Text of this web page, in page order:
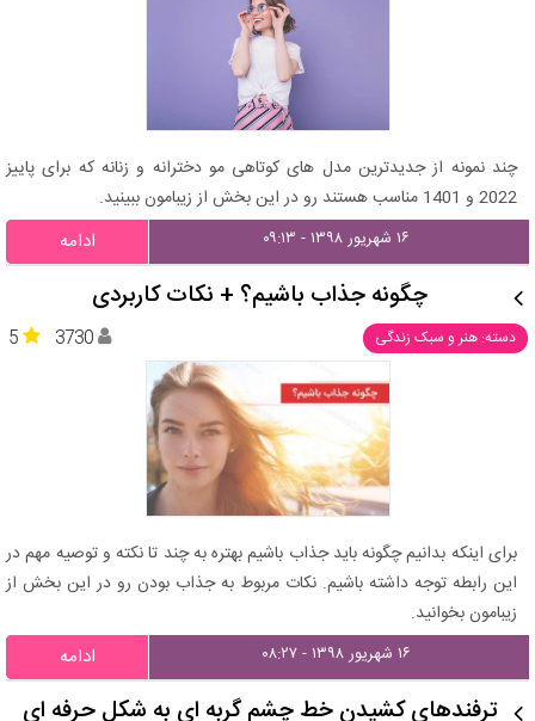
چند نمونه از جدیدترین مدل های کوتاهی مو دخترانه و زنانه که برای پاییز
2022 و 1401 مناسب هستند رو در این بخش از زیبامون ببینید.
۱۶ شهریور ۱۳۹۸ - ۰۹:۱۳ ادامه
چگونه جذاب باشیم؟ + نکات کاربردی
دسته: هنر و سبک زندگی 5 3730
برای اینکه بدانیم چگونه باید جذاب باشیم بهتره به چند تا نکته و توصیه مهم در
این رابطه توجه داشته باشیم. نکات مربوط به جذاب بودن رو در این بخش از
زیبامون بخوانید.
۱۶ شهریور ۱۳۹۸ - ۰۸:۲۷ ادامه
ترفندهای کشیدن خط چشم گربه ای به شکل حرفه ای